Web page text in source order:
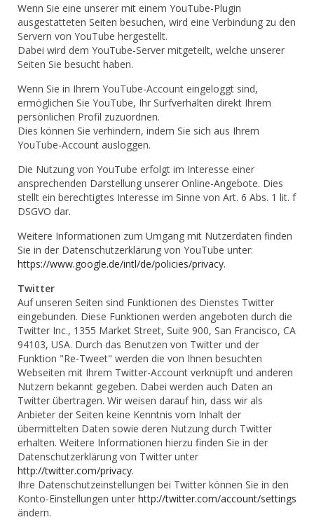
Wenn Sie eine unserer mit einem YouTube-Plugin
ausgestatteten Seiten besuchen, wird eine Verbindung zu den
Servern von YouTube hergestellt.
Dabei wird dem YouTube-Server mitgeteilt, welche unserer
Seiten Sie besucht haben.
Wenn Sie in Ihrem YouTube-Account eingeloggt sind,
ermöglichen Sie YouTube, Ihr Surfverhalten direkt Ihrem
persönlichen Profil zuzuordnen.
Dies können Sie verhindern, indem Sie sich aus Ihrem
YouTube-Account ausloggen.
Die Nutzung von YouTube erfolgt im Interesse einer
ansprechenden Darstellung unserer Online-Angebote. Dies
stellt ein berechtigtes Interesse im Sinne von Art. 6 Abs. 1 lit. f
DSGVO dar.
Weitere Informationen zum Umgang mit Nutzerdaten finden
Sie in der Datenschutzerklärung von YouTube unter:
https://www.google.de/intl/de/policies/privacy.
Twitter
Auf unseren Seiten sind Funktionen des Dienstes Twitter
eingebunden. Diese Funktionen werden angeboten durch die
Twitter Inc., 1355 Market Street, Suite 900, San Francisco, CA
94103, USA. Durch das Benutzen von Twitter und der
Funktion "Re-Tweet" werden die von Ihnen besuchten
Webseiten mit Ihrem Twitter-Account verknüpft und anderen
Nutzern bekannt gegeben. Dabei werden auch Daten an
Twitter übertragen. Wir weisen darauf hin, dass wir als
Anbieter der Seiten keine Kenntnis vom Inhalt der
übermittelten Daten sowie deren Nutzung durch Twitter
erhalten. Weitere Informationen hierzu finden Sie in der
Datenschutzerklärung von Twitter unter
http://twitter.com/privacy.
Ihre Datenschutzeinstellungen bei Twitter können Sie in den
Konto-Einstellungen unter http://twitter.com/account/settings
ändern.